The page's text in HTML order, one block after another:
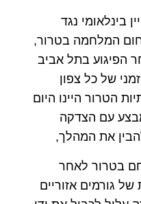
בינלאומי נגד
המלחמה בטרור,
הפיגוע בתל אביב
של כל צפון
הטרור היינו היום
עם הצדקה
את המהלך,
בטרור לאחר
גורמים אזוריים